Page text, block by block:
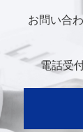
お問い合
電話受